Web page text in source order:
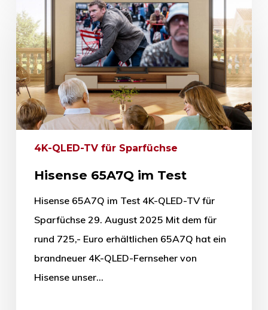
4K-QLED-TV für Sparfüchse
Hisense 65A7Q im Test
Hisense 65A7Q im Test 4K-QLED-TV für
Sparfüchse 29. August 2025 Mit dem für
rund 725,- Euro erhältlichen 65A7Q hat ein
brandneuer 4K-QLED-Fernseher von
Hisense unser…